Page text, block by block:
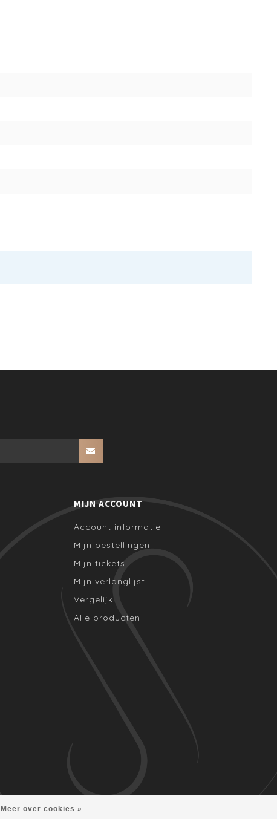
Meer over cookies »
MIJN ACCOUNT
Account informatie
Mijn bestellingen
Mijn tickets
Mijn verlanglijst
Vergelijk
Alle producten